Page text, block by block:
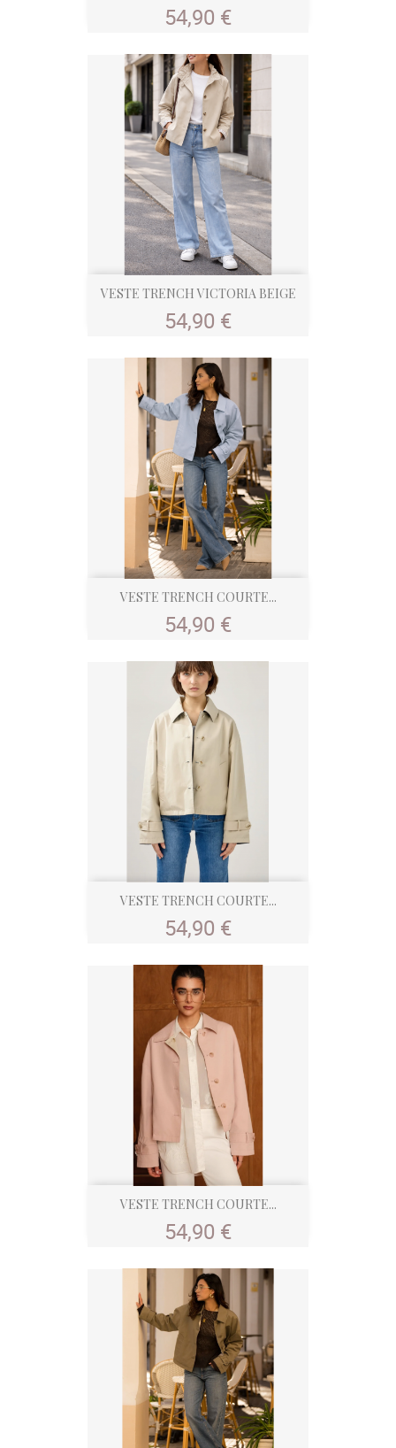
Prix
54,90 €
VESTE TRENCH VICTORIA BEIGE
Prix
54,90 €
VESTE TRENCH COURTE...
Prix
54,90 €
VESTE TRENCH COURTE...
Prix
54,90 €
VESTE TRENCH COURTE...
Prix
54,90 €